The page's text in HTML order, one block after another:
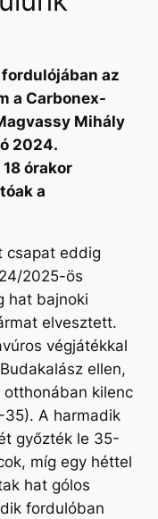
az
a Carbonex-
Mihály
2024.
órakor
a
csapat eddig
2025-ös
hat bajnoki
elvesztett.
végjátékkal
ellen,
otthonában kilenc
A harmadik
győzték le 35-
míg egy héttel
hat gólos
fordulóban